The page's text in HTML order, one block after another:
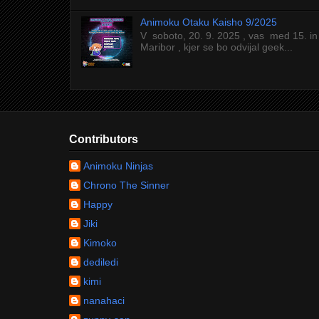
Animoku Otaku Kaisho 9/2025
V soboto, 20. 9. 2025 , vas med 15.
Maribor , kjer se bo odvijal geek...
Contributors
Animoku Ninjas
Chrono The Sinner
Happy
Jiki
Kimoko
dediledi
kimi
nanahaci